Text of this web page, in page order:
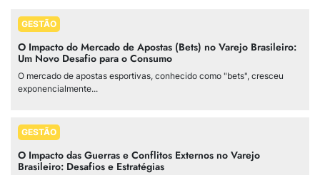
GESTÃO
O Impacto do Mercado de Apostas (Bets) no Varejo Brasileiro:
Um Novo Desafio para o Consumo
O mercado de apostas esportivas, conhecido como "bets", cresceu
exponencialmente...
GESTÃO
O Impacto das Guerras e Conflitos Externos no Varejo
Brasileiro: Desafios e Estratégias